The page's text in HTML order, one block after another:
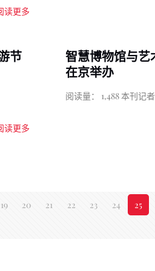
读更多
节
读更多
智慧博物馆与
在京举办
阅读量： 1,488 本刊记
19 20 21 22 23 24 25